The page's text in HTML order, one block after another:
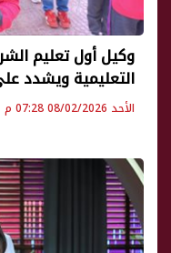
وكيل أول تعليم
التعليمية ويشدد
الأحد 08/02/2026 07:28 م